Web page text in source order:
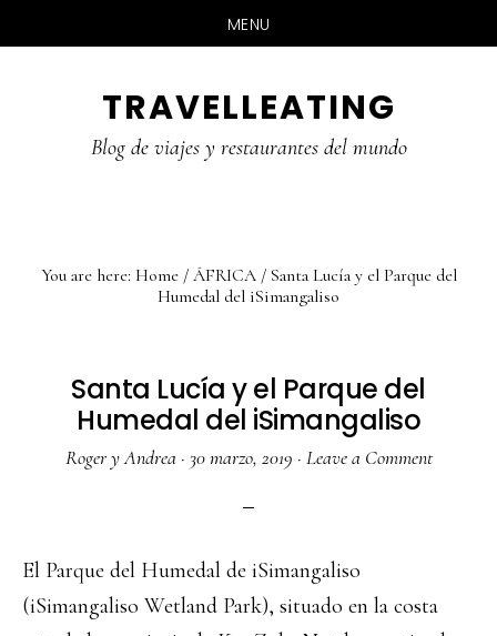
MENU
TRAVELLEATING
Blog de viajes y restaurantes del mundo
You are here: Home / ÁFRICA /Santa Lucía y el Parque del
Humedal del iSimangaliso
Santa Lucía y el Parque del
Humedal del iSimangaliso
Roger y Andrea· 30 marzo, 2019 · Leave a Comment
El Parque del Humedal de iSimangaliso
(iSimangaliso Wetland Park), situado en la costa